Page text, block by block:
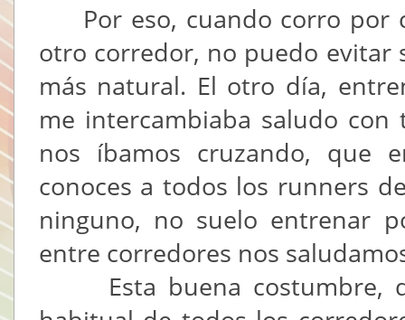
Por eso, cuando corro por
otro corredor, no puedo evitar
más natural. El otro día,
me intercambiaba saludo con
nos íbamos cruzando, que
conoces a todos los runners
ninguno, no suelo entrenar
entre corredores nos
Esta buena costumbre,